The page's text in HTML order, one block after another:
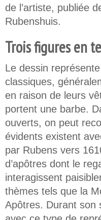
de l’artiste, publiée
Rubenshuis.
Trois figures en
Le dessin
classiques,
en raison de leurs
portent une barbe.
ouverts, on peut
évidents existent
par Rubens vers
d’apôtres dont le
interagissent
thèmes tels que la
Apôtres. Durant son